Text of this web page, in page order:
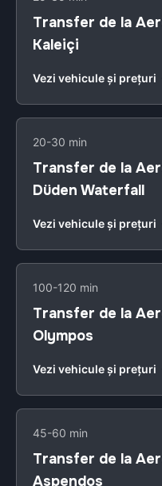
Transfer de la
Kaleiçi
Vezi vehicule și prețuri
20-30 min
Transfer de la
Düden Waterfall
Vezi vehicule și prețuri
100-120 min
Transfer de la
Olympos
Vezi vehicule și prețuri
45-60 min
Transfer de la
Aspendos